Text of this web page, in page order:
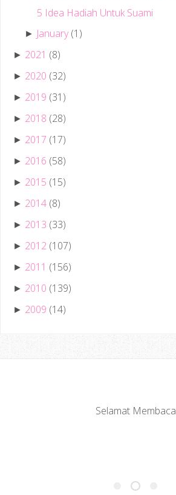
5 Idea Hadiah Untuk Suami
► January (1)
► 2021 (8)
► 2020 (32)
► 2019 (31)
► 2018 (28)
► 2017 (17)
► 2016 (58)
► 2015 (15)
► 2014 (8)
► 2013 (33)
► 2012 (107)
► 2011 (156)
► 2010 (139)
► 2009 (14)
Selamat Membaca